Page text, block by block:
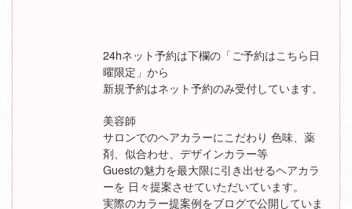
24hネット予約は下欄の「ご予約はこちら日
曜限定」から
新規予約はネット予約のみ受付しています。
美容師
サロンでのヘアカラーにこだわり 色味、薬
剤、似合わせ、デザインカラー等
Guestの魅力を最大限に引き出せるヘアカラ
ーを 日々提案させていただいています。
実際のカラー提案例をブログで公開していま